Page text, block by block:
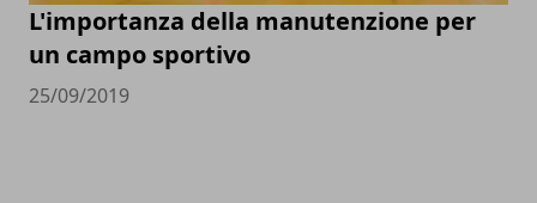
L'importanza della manutenzione per
un campo sportivo
25/09/2019